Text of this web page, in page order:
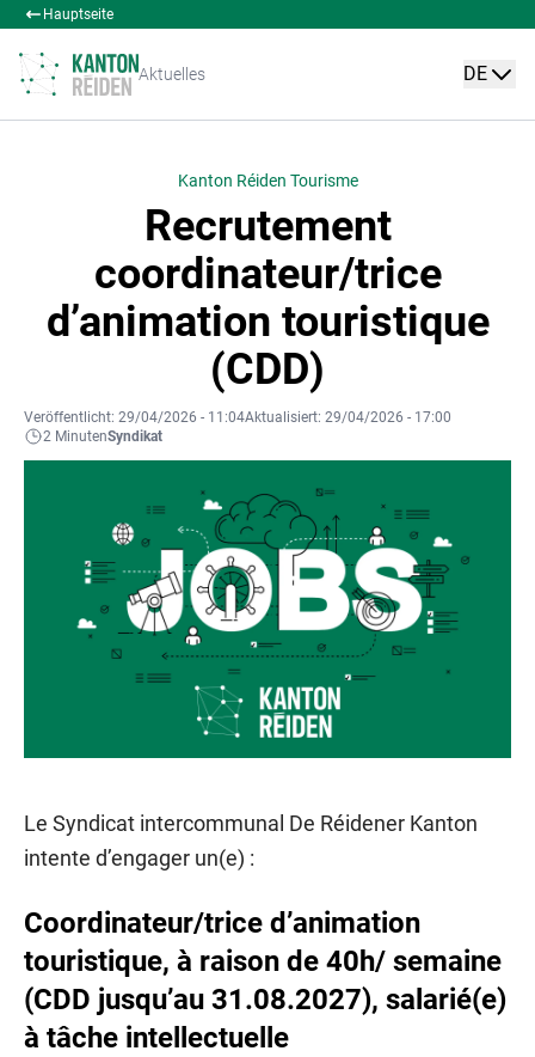
Hauptseite
Aktuelles DE
Kanton Réiden Tourisme
Recrutement
coordinateur/trice
d’animation touristique
(CDD)
Veröffentlicht: 29/04/2026 - 11:04Aktualisiert: 29/04/2026 - 17:00
2 MinutenSyndikat
Le Syndicat intercommunal De Réidener Kanton
intente d’engager un(e) :
Coordinateur/trice d’animation
touristique, à raison de 40h/ semaine
(CDD jusqu’au 31.08.2027), salarié(e)
à tâche intellectuelle